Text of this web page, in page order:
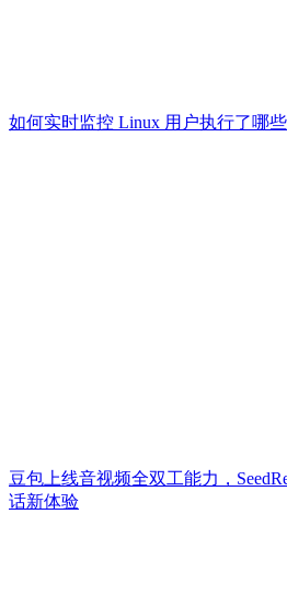
如何实时监控 Linux 用户执行了哪些
豆包上线音视频全双工能力，
话新体验